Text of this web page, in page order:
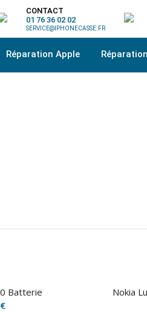
CONTACT
01 76 36 02 02
SERVICE@IPHONECASSE.FR
Réparation Apple
Batterie
€
Nokia